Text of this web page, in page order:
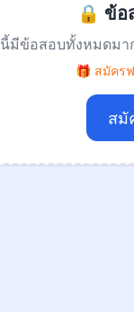
🔒 ข้อ
มีข้อสอบทั้งหมดมา
🎁 สมัคร
สมั